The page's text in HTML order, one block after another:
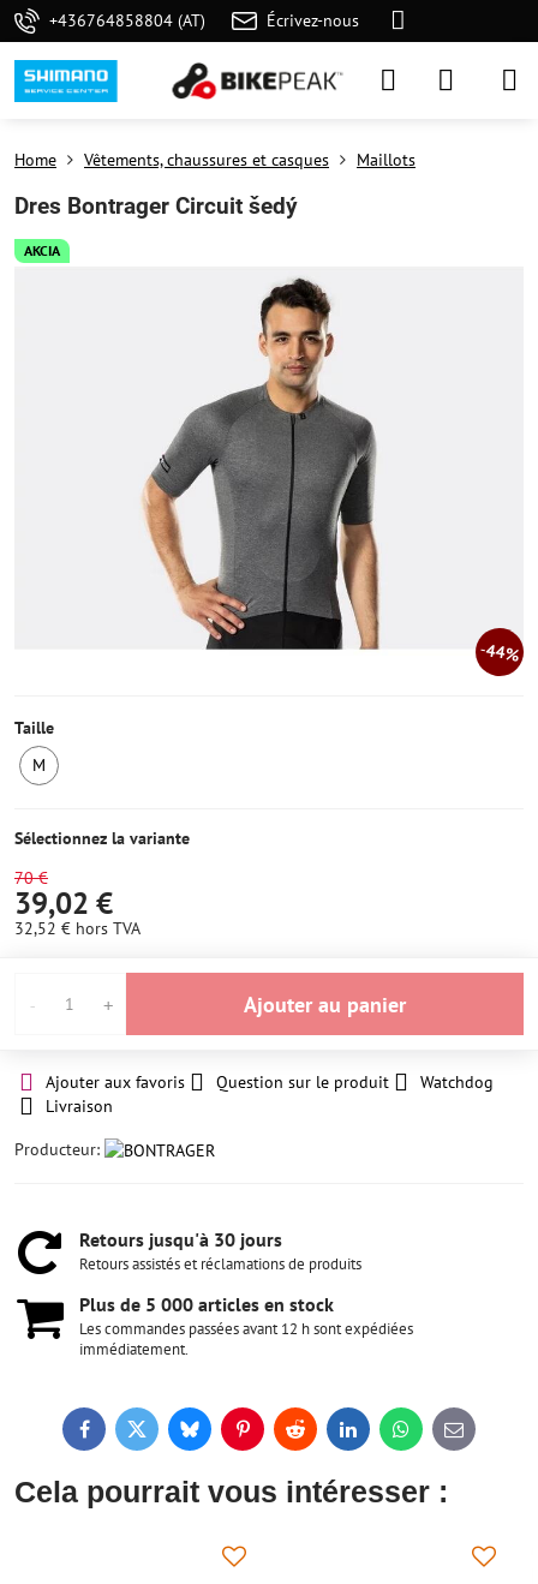
+436764858804 (AT) Écrivez-nous
AKCIA
44%
Home Vêtements, chaussures et casques Maillots
Dres Bontrager Circuit šedý
Taille
M
stock
Sélectionnez la variante
70 €
39,02 €
32,52 € hors TVA
Ajouter au panier
Ajouter aux favoris Question sur le produit
Watchdog
Livraison
Producteur:
Retours jusqu'à 30 jours
Retours assistés et réclamations de produits
Plus de 5 000 articles en stock
Les commandes passées avant 12 h sont expédiées
immédiatement.
FacebookTwitterBlueskyPinterestReddit LinkedInWhatsApp
E-
mail
Cela pourrait vous intéresser :